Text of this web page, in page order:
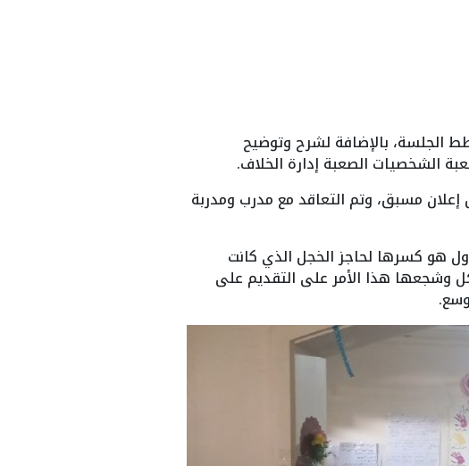
الجلسة، بالإضافة لشرح وتوضيح
الشخصيات الصعبة إدارة الخلاف.
إعلان مسبق، وتم التعاقد مع مدرب ومدربة
هو كسرها لحاجز الخجل الذي كانت
وشجعها هذا الأمر على التقديم على